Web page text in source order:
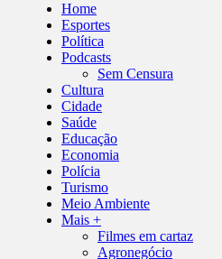
Home
Esportes
Política
Podcasts
Sem Censura
Cultura
Cidade
Saúde
Educação
Economia
Polícia
Turismo
Meio Ambiente
Mais +
Filmes em cartaz
Agronegócio